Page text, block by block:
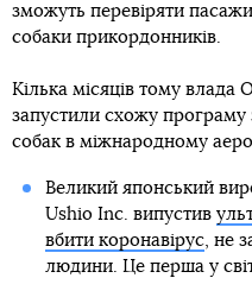
зможуть перевіряти
собаки прикордонників.
Кілька місяців тому влада
запустили схожу програму
собак в міжнародному
Великий японський
Ushio Inc. випустив
вбити коронавірус, не
людини. Це перша у